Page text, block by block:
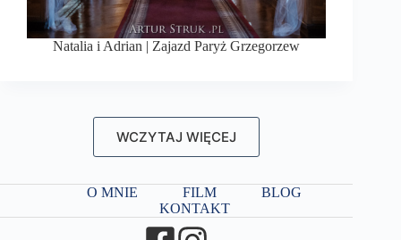
Natalia i Adrian | Zajazd Paryż Grzegorzew
WCZYTAJ WIĘCEJ
O MNIE FILM
BLOG
KONTAKT